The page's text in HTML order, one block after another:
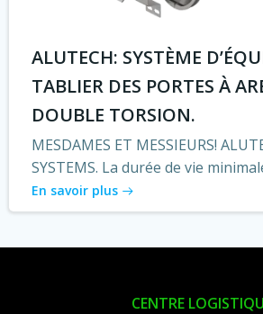
ALUTECH: SYSTÈME
TABLIER DES PORTES À
DOUBLE TORSION.
MESDAMES ET MESSIEURS!
SYSTEMS. La durée de vie
En savoir plus
CENTRE